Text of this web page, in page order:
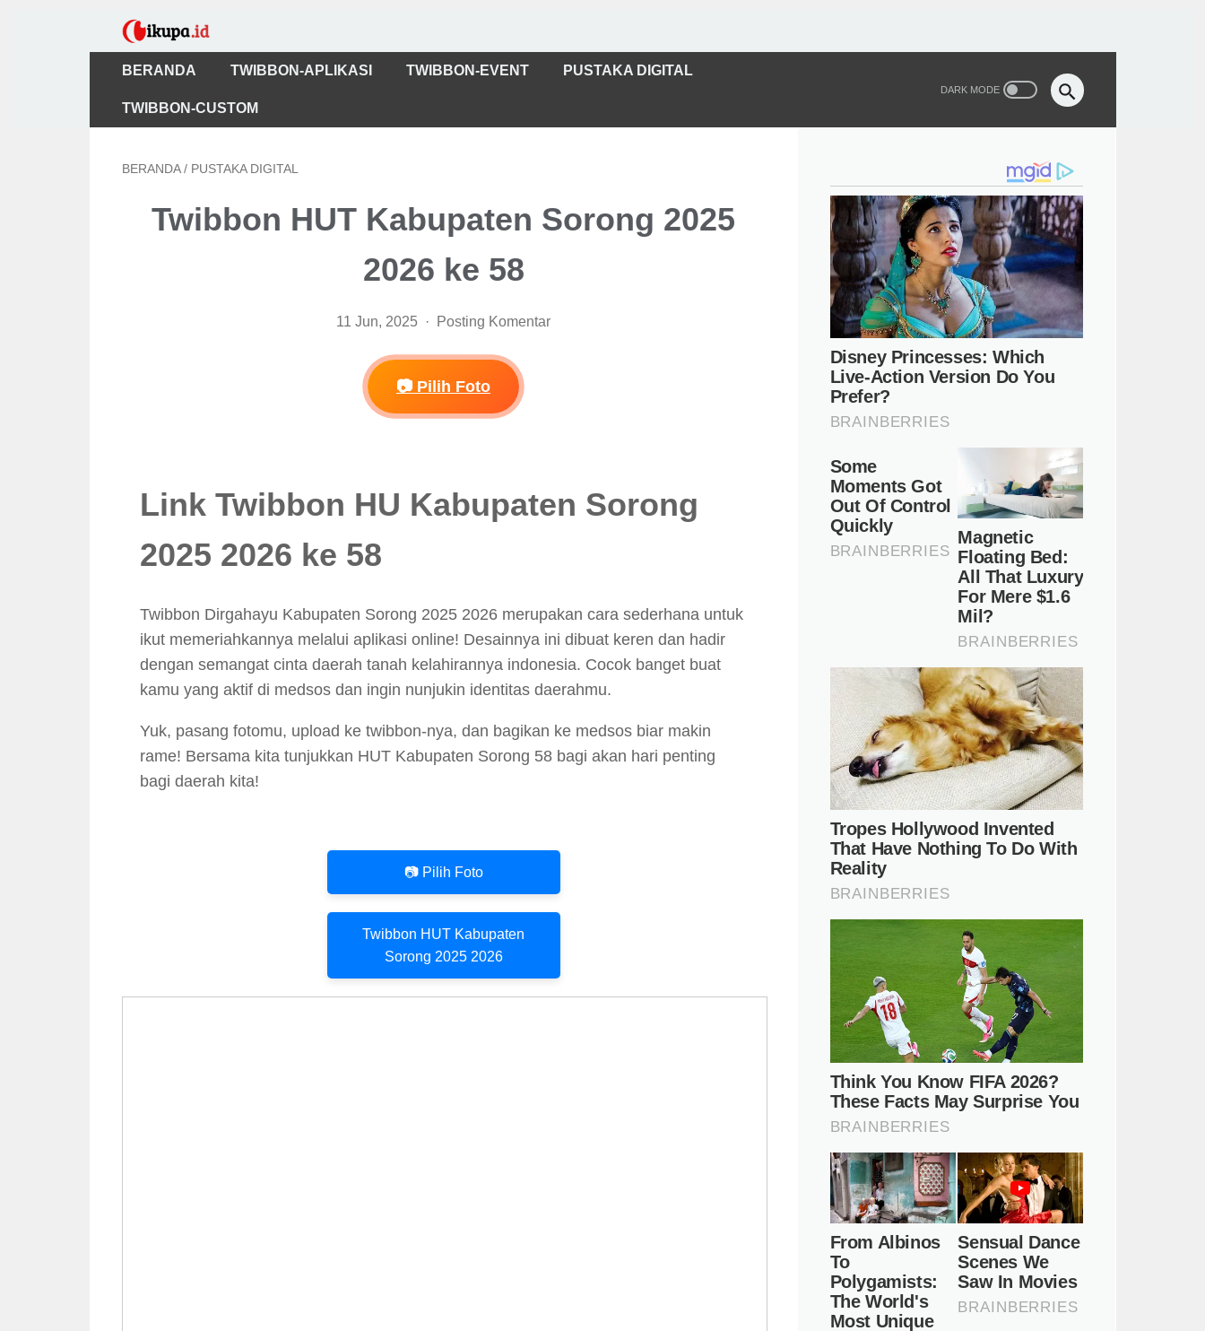
BERANDA TWIBBON-APLIKASI TWIBBON-EVENT PUSTAKA DIGITAL
TWIBBON-CUSTOM
BERANDA / PUSTAKA DIGITAL
Twibbon HUT Kabupaten Sorong 2025
2026 ke 58
11 Jun, 2025 Posting Komentar
📷 Pilih Foto
Link Twibbon HU Kabupaten Sorong
2025 2026 ke 58
Twibbon Dirgahayu Kabupaten Sorong 2025 2026 merupakan cara sederhana untuk
ikut memeriahkannya melalui aplikasi online! Desainnya ini dibuat keren dan hadir
dengan semangat cinta daerah tanah kelahirannya indonesia. Cocok banget buat
kamu yang aktif di medsos dan ingin nunjukin identitas daerahmu.
Yuk, pasang fotomu, upload ke twibbon-nya, dan bagikan ke medsos biar makin
rame! Bersama kita tunjukkan HUT Kabupaten Sorong 58 bagi akan hari penting
bagi daerah kita!
📷 Pilih Foto
Twibbon HUT Kabupaten
Sorong 2025 2026